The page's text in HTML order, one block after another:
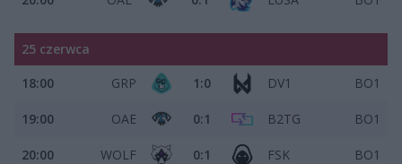
25 czerwca
18:00
GRP 1:0 DV1 BO1
19:00 OAE 0:1 B2TG BO1
20:00 WOLF 0:1 FSK BO1